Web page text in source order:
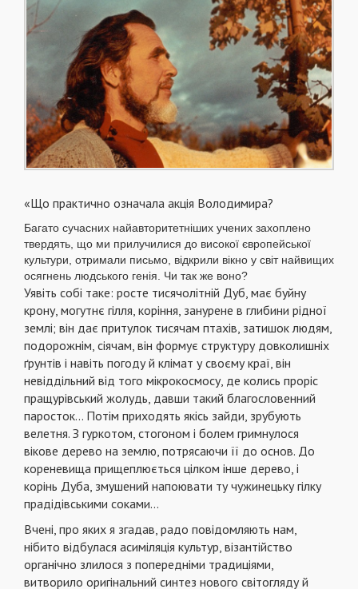
«Що практично означала акція Володимира?
Багато сучасних найавторитетніших учених захоплено
твердять, що ми прилучилися до високої європейської
культури, отримали письмо, відкрили вікно у світ найвищих
осягнень людського генія. Чи так же воно?
Уявіть собі таке: росте тисячолітній Дуб, має буйну
крону, могутнє гілля, коріння, занурене в глибини рідної
землі; він дає притулок тисячам птахів, затишок людям,
подорожнім, сіячам, він формує структуру довколишніх
ґрунтів і навіть погоду й клімат у своєму краї, він
невіддільний від того мікрокосмосу, де колись проріс
пращурівський жолудь, давши такий благословенний
паросток... Потім приходять якісь зайди, зрубують
велетня. З гуркотом, стогоном і болем гримнулося
вікове дерево на землю, потрясаючи її до основ. До
кореневища прищеплюється цілком інше дерево, і
корінь Дуба, змушений напоювати ту чужинецьку гілку
прадідівськими соками...
Вчені, про яких я згадав, радо повідомляють нам,
нібито відбулася асиміляція культур, візантійство
органічно злилося з попередніми традиціями,
витворило оригінальний синтез нового світогляду й